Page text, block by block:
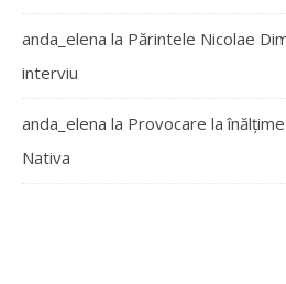
anda_elena la Părintele Nicolae
interviu
anda_elena la Provocare la
Nativa